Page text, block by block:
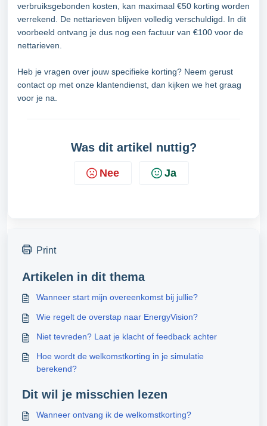
verbruiksgebonden kosten, kan maximaal €50 korting worden
verrekend. De nettarieven blijven volledig verschuldigd. In dit
voorbeeld ontvang je dus nog een factuur van €100 voor de
nettarieven.
Heb je vragen over jouw specifieke korting? Neem gerust
contact op met onze klantendienst, dan kijken we het graag
voor je na.
Was dit artikel nuttig?
Nee Ja
Print
Artikelen in dit thema
Wanneer start mijn overeenkomst bij jullie?
Wie regelt de overstap naar EnergyVision?
Niet tevreden? Laat je klacht of feedback achter
Hoe wordt de welkomstkorting in je simulatie
berekend?
Dit wil je misschien lezen
Wanneer ontvang ik de welkomstkorting?